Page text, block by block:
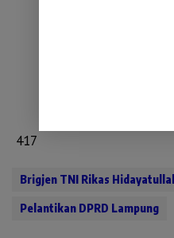
417
Brigjen TNI Rikas
Pelantikan DPRD Lampung